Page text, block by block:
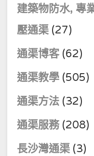
建築物防水, 專
壓通渠 (27)
通渠博客(62)
通渠教學 (505)
通渠方法 (32)
通渠服務(208)
長沙灣通渠 (3)